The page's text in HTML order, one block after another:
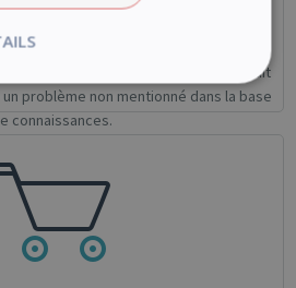
Technique
avez besoin d'aide pour votre produit
problème non mentionné dans la base
connaissances.
Performance
Functionality